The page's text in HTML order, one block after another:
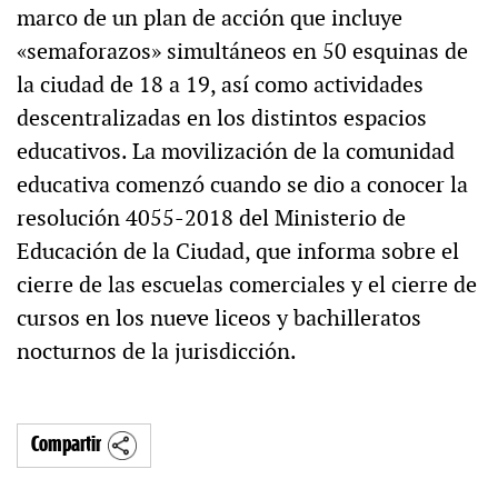
marco de un plan de acción que incluye
«semaforazos» simultáneos en 50 esquinas de
la ciudad de 18 a 19, así como actividades
descentralizadas en los distintos espacios
educativos. La movilización de la comunidad
educativa comenzó cuando se dio a conocer la
resolución 4055-2018 del Ministerio de
Educación de la Ciudad, que informa sobre el
cierre de las escuelas comerciales y el cierre de
cursos en los nueve liceos y bachilleratos
nocturnos de la jurisdicción.
Compartir